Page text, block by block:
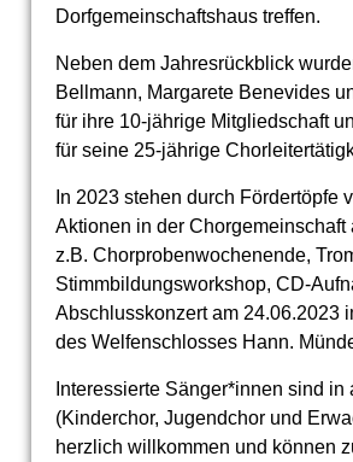
Dorfgemeinschaftshaus treffen.
Neben dem Jahresrückblick
Bellmann, Margarete Benevides
für ihre 10-jährige Mitgliedschaft
für seine 25-jährige
In 2023 stehen durch Fördertöpfe
Aktionen in der Chorgemeinschaft
z.B. Chorprobenwochenende,
Stimmbildungsworkshop, CD-
Abschlusskonzert am 24.06.2023
des Welfenschlosses Hann.
Interessierte Sänger*innen sind in
(Kinderchor, Jugendchor und
herzlich willkommen und können